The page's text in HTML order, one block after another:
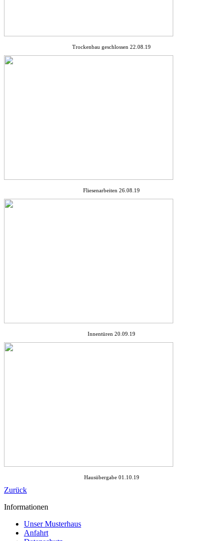
Trockenbau geschlossen 22.08.19
Fliesenarbeiten 26.08.19
Innentüren 20.09.19
Hausübergabe 01.10.19
Zurück
Informationen
Unser Musterhaus
Anfahrt